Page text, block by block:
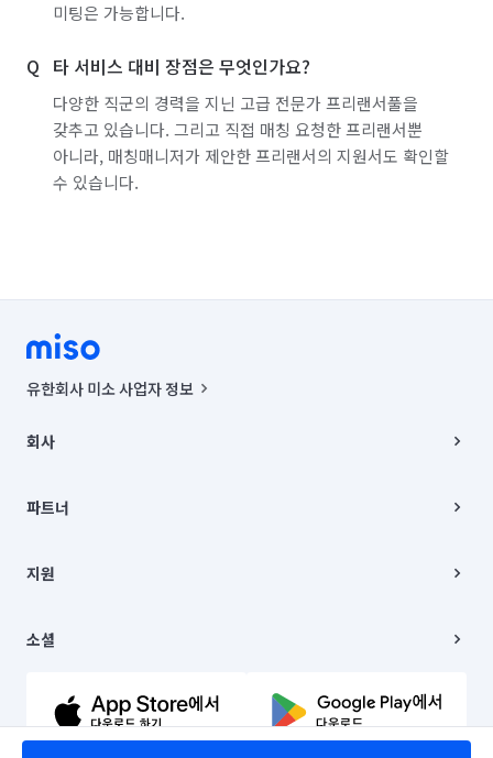
미팅은 가능합니다.
타 서비스 대비 장점은 무엇인가요?
다양한 직군의 경력을 지닌 고급 전문가 프리랜서풀을
갖추고 있습니다. 그리고 직접 매칭 요청한 프리랜서뿐
아니라, 매칭매니저가 제안한 프리랜서의 지원서도 확인할
수 있습니다.
유한회사 미소 사업자 정보
00019 |
주소 | 본사: 서울특별시 종로구 율곡로 6(중학동, 트윈트리빌딩) B동 5층
컨택센터 : 서울특별시 종로구 수송동 율곡로 24, 7층, 8층 미소
상품, 상품정보, 거래에 관한 의무와 책임은 거래당사자에게 있습니다.
언론 보도 관련 문의:
© 유한회사 미소. Miso, Inc. All Rights Reserved.
회사
채용
파트너
이사
지원
이용약관
문의하기
소셜
유튜브